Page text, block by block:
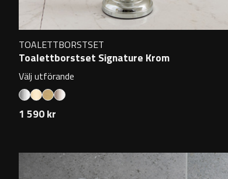
TOALETTBORSTSET
Toalettborstset Signature Krom
Välj utförande
1 590 kr